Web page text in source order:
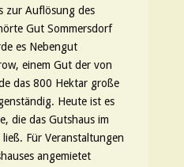
zur Auflösung des
Gut Sommersdorf
es Nebengut
einem Gut der von
das 800 Hektar große
Heute ist es
die das Gutshaus im
Für Veranstaltungen
angemietet